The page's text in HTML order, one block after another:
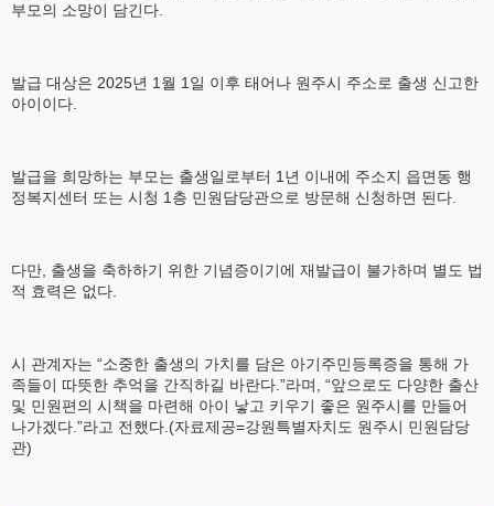
부모의 소망이 담긴다.
발급 대상은 2025년 1월 1일 이후 태어나 원주시 주소로 출생 신고한
아이이다.
발급을 희망하는 부모는 출생일로부터 1년 이내에 주소지 읍면동 행
정복지센터 또는 시청 1층 민원담당관으로 방문해 신청하면 된다.
다만, 출생을 축하하기 위한 기념증이기에 재발급이 불가하며 별도 법
적 효력은 없다.
시 관계자는 “소중한 출생의 가치를 담은 아기주민등록증을 통해 가
족들이 따뜻한 추억을 간직하길 바란다.”라며, “앞으로도 다양한 출산
및 민원편의 시책을 마련해 아이 낳고 키우기 좋은 원주시를 만들어
나가겠다.”라고 전했다.(자료제공=강원특별자치도 원주시 민원담당
관)